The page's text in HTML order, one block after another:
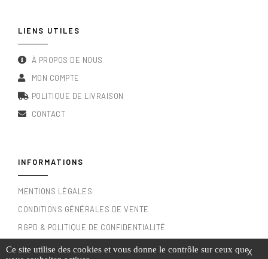
LIENS UTILES
À PROPOS DE NOUS
MON COMPTE
POLITIQUE DE LIVRAISON
CONTACT
INFORMATIONS
MENTIONS LÉGALES
CONDITIONS GÉNÉRALES DE VENTE
RGPD & POLITIQUE DE CONFIDENTIALITÉ
X
Ce site utilise des cookies et vous donne le contrôle sur ceux que